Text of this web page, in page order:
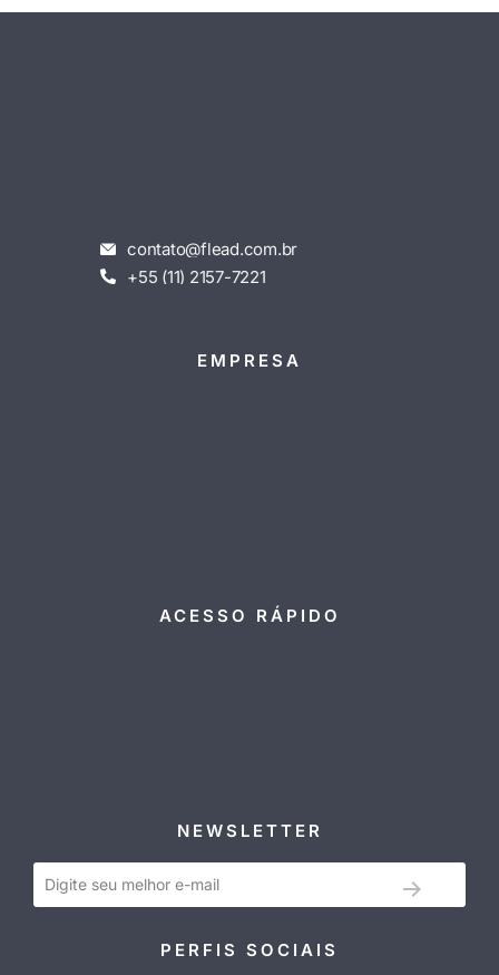
contato@flead.com.br
+55 (11) 2157-7221
EMPRESA
ACESSO RÁPIDO
NEWSLETTER
PERFIS SOCIAIS